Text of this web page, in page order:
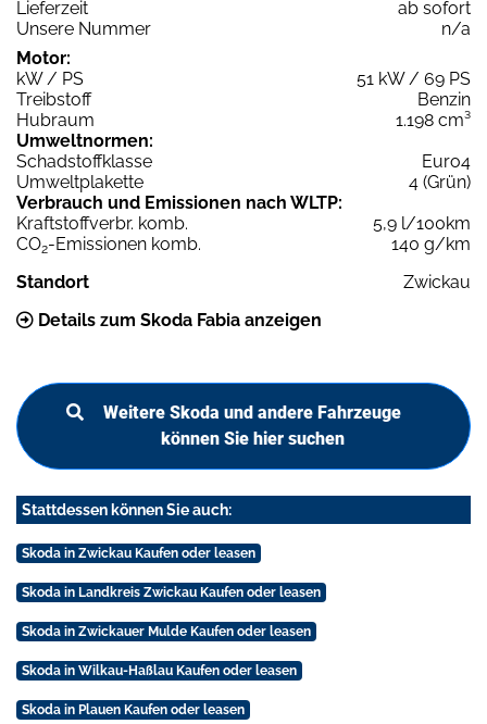
Lieferzeit
ab sofort
Unsere Nummer
n/a
Motor:
kW / PS
51 kW / 69 PS
Treibstoff
Benzin
Hubraum
1.198 cm³
Umweltnormen:
Schadstoffklasse
Euro4
Umweltplakette
4 (Grün)
Verbrauch und Emissionen nach WLTP:
Kraftstoffverbr. komb.
5,9 l/100km
CO2-Emissionen komb.
140 g/km
Standort
Zwickau
Details zum Skoda Fabia anzeigen
Weitere Skoda und andere Fahrzeuge
können Sie hier suchen
Stattdessen können Sie auch:
Skoda in Zwickau Kaufen oder leasen
Skoda in Landkreis Zwickau Kaufen oder leasen
Skoda in Zwickauer Mulde Kaufen oder leasen
Skoda in Wilkau-Haßlau Kaufen oder leasen
Skoda in Plauen Kaufen oder leasen